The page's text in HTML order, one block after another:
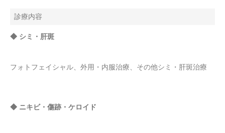
診療内容
◆ シミ・肝斑
フォトフェイシャル、外用・内服治療、その他シミ・肝斑治療
◆ ニキビ・傷跡・ケロイド